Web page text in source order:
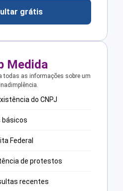
grátis
Medida
todas as informações sobre um
do CNPJ
básicos
Federal
de protestos
recentes